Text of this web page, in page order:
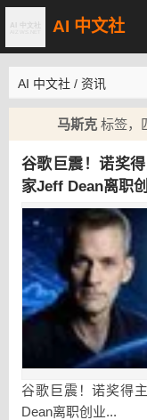
AI 中文社
AI 中文社 / 资讯
马斯克 标签，
谷歌巨震！诺奖
家Jeff Dean离职
谷歌巨震！诺奖得
Dean离职创业...